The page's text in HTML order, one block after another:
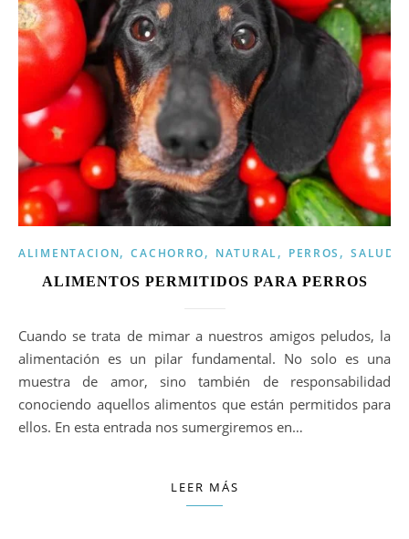
ALIMENTACION,CACHORRO, NATURAL, PERROS ,SALUD
ALIMENTOS PERMITIDOS PARA PERROS
Cuando se trata de mimar a nuestros amigos peludos, la
alimentación es un pilar fundamental. No solo es una
muestra de amor, sino también de responsabilidad
conociendo aquellos alimentos que están permitidos para
ellos. En esta entrada nos sumergiremos en…
LEER MÁS